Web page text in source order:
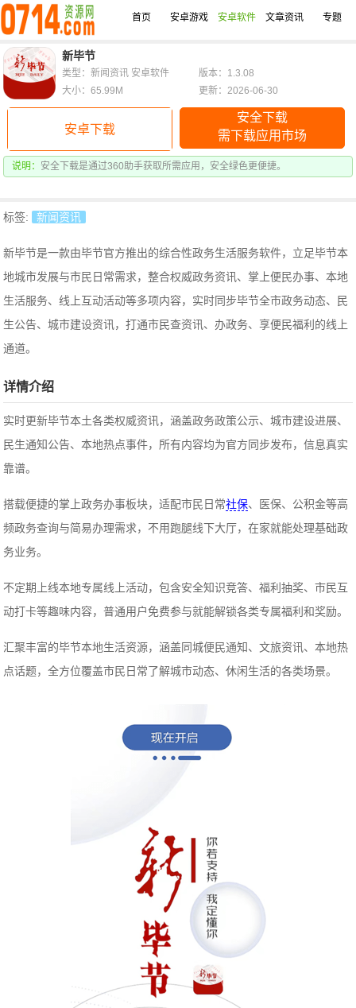
首页 安卓游戏 安卓软件 文章资讯 专题
新毕节
安卓下载
安全下载
需下载应用市场
说明： 安全下载是通过360助手获取所需应用，安全绿色更便捷。
类型：新闻资讯 安卓软件
版本：1.3.08
大小：65.99M
更新：2026-06-30
标签: 新闻资讯
新毕节是一款由毕节官方推出的综合性政务生活服务软件，立足毕节本
地城市发展与市民日常需求，整合权威政务资讯、掌上便民办事、本地
生活服务、线上互动活动等多项内容，实时同步毕节全市政务动态、民
生公告、城市建设资讯，打通市民查资讯、办政务、享便民福利的线上
通道。
详情介绍
实时更新毕节本土各类权威资讯，涵盖政务政策公示、城市建设进展、
民生通知公告、本地热点事件，所有内容均为官方同步发布，信息真实
靠谱。
搭载便捷的掌上政务办事板块，适配市民日常社保、医保、公积金等高
频政务查询与简易办理需求，不用跑腿线下大厅，在家就能处理基础政
务业务。
不定期上线本地专属线上活动，包含安全知识竞答、福利抽奖、市民互
动打卡等趣味内容，普通用户免费参与就能解锁各类专属福利和奖励。
汇聚丰富的毕节本地生活资源，涵盖同城便民通知、文旅资讯、本地热
点话题，全方位覆盖市民日常了解城市动态、休闲生活的各类场景。